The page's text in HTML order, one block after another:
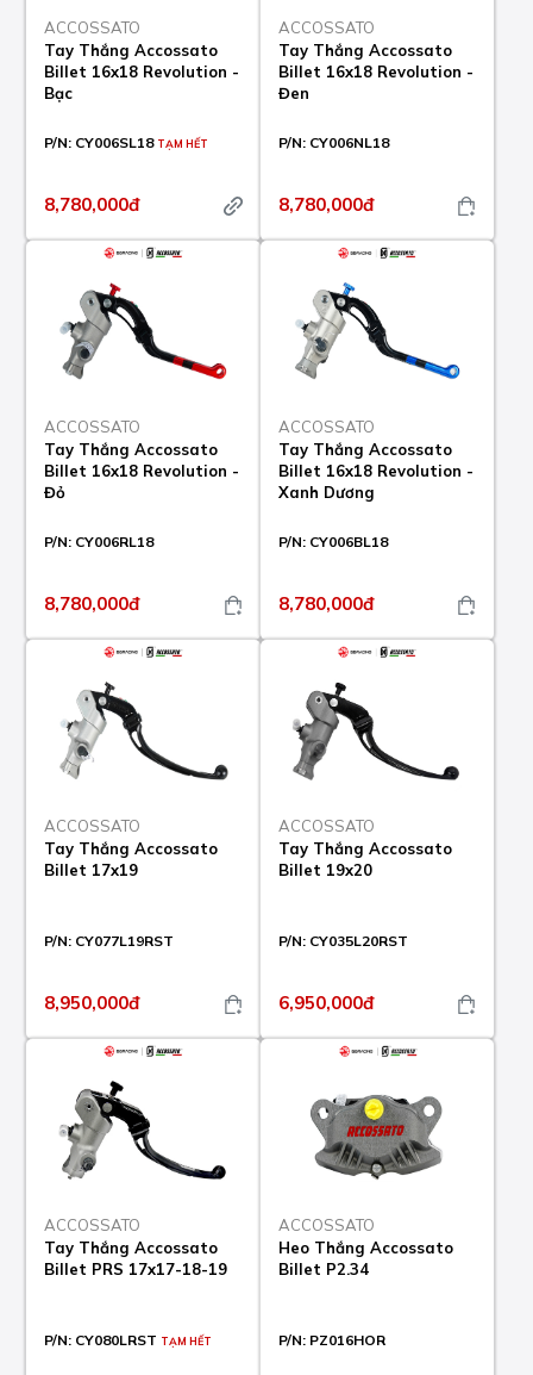
ACCOSSATO
Tay Thắng Accossato
Billet 16x18 Revolution -
Bạc
P/N: CY006SL18 TẠM HẾT
8,780,000đ
ACCOSSATO
Tay Thắng Accossato
Billet 16x18 Revolution -
Đen
P/N: CY006NL18
8,780,000đ
ACCOSSATO
Tay Thắng Accossato
Billet 16x18 Revolution -
Đỏ
P/N: CY006RL18
8,780,000đ
ACCOSSATO
Tay Thắng Accossato
Billet 16x18 Revolution -
Xanh Dương
P/N: CY006BL18
8,780,000đ
ACCOSSATO
Tay Thắng Accossato
Billet 17x19
P/N: CY077L19RST
8,950,000đ
ACCOSSATO
Tay Thắng Accossato
Billet 19x20
P/N: CY035L20RST
6,950,000đ
ACCOSSATO
Tay Thắng Accossato
Billet PRS 17x17-18-19
P/N: CY080LRST TẠM HẾT
ACCOSSATO
Heo Thắng Accossato
Billet P2.34
P/N: PZ016HOR